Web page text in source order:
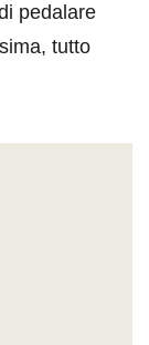
pedalare
tutto